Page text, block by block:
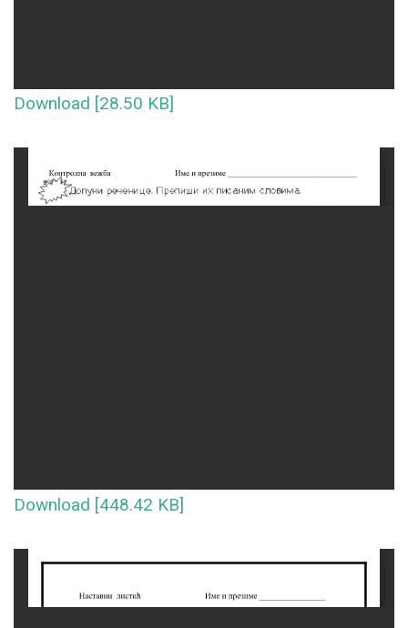
Download [28.50 KB]
Download [448.42 KB]